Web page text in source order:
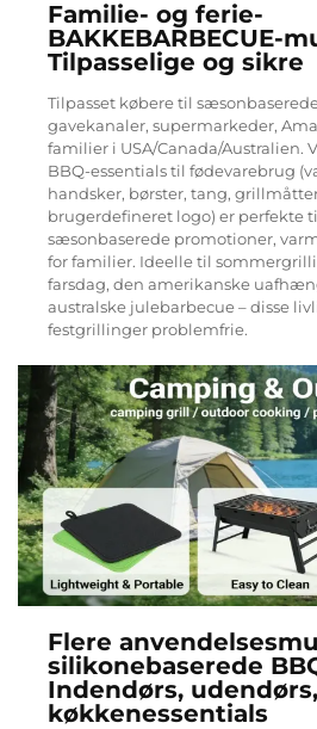
Familie- og ferie-
BAKKEBARBECUE-
Tilpasselige og sikre
Tilpasset købere til
gavekanaler, supermarkeder,
familier i USA/Canada/Australien.
BBQ-essentials til fødevarebrug
handsker, børster, tang,
brugerdefineret logo) er perfekte
sæsonbaserede promotioner,
for familier. Ideelle til
farsdag, den amerikanske
australske julebarbecue – disse
festgrillinger problemfrie.
Flere
silikonebaserede
Indendørs,
køkkenessentials